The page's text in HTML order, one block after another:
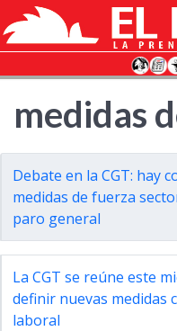
medidas
Debate en la CGT: hay
medidas de fuerza
paro general
La CGT se reúne este
definir nuevas medidas
laboral